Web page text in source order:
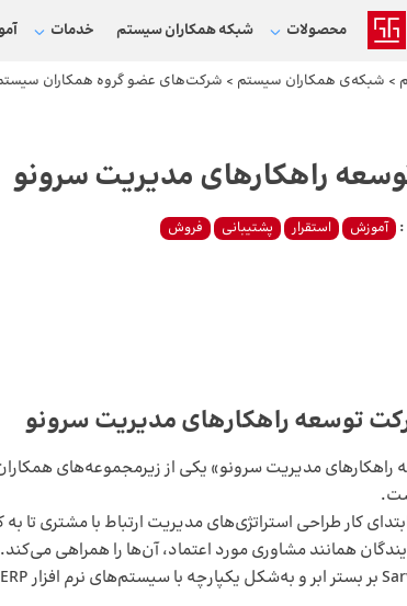
محصولات شبکه‌ همکاران سیستم خدمات
> شبکه‌ی همکاران سیستم > شرکت‌های عضو گروه همکاران
راهکارهای مدیریت سرونو
آموزش استقرار پشتیبانی فروش
توسعه راهکارهای مدیریت سرونو
همانند مشاوری مورد اعتماد، آن‌ها را همراهی می‌کند.